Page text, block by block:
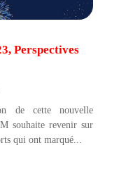
Perspectives
de cette nouvelle
souhaite revenir sur
qui ont marqué...